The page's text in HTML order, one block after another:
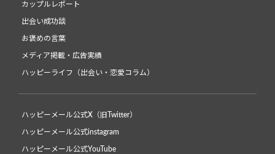
カップルレポート
出会い成功談
お褒めの言葉
メディア掲載・広告実績
ハッピーライフ（出会い・恋愛コラム）
ハッピーメール公式X（旧Twitter）
ハッピーメール公式instagram
ハッピーメール公式YouTube